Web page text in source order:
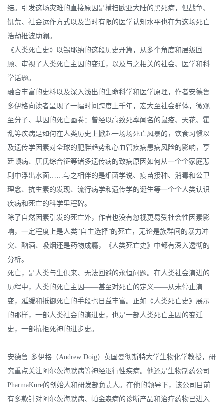
结。引发这场灾难的直接原因是横扫欧亚大陆的黑死病，但战争、
饥荒、社会运作方式以及当时有限的医学认知水平也在为这场死亡
浩劫推波助澜。
《人类死亡史》以锡耶纳的这段历史开篇，从多个角度和层级回
顾、审视了人类死亡主因的变迁，以及与之相关的社会、医学和科
学话题。
融合丰富的史料以及深入浅出的生命科学和医学原理，作者安德鲁·
多伊格向读者呈现了一幅时间跨度上千年，宏大至社会群体，微观
至分子、基因的死亡画卷：曾经以高致死率闻名的鼠疫、天花、霍
乱等疾病是如何在人类历史上掀起一场场死亡风暴的，饮食习惯以
及遗传学因素对全球的肥胖趋势和心血管疾病患病风险的影响，亨
廷顿病、唐氏综合征等诸多遗传病的致病原因如何从一个个家庭悲
剧中浮出水面……与之相伴的是细菌学说、疫苗接种、消毒和公卫
理念、抗生素的发现、流行病学和遗传学的诞生等一个个人类认识
疾病和死亡的科学里程碑。
除了自然因素引发的死亡外，作者也没有忽视更易受社会性因素影
响，一定程度上是人类“自主选择”的死亡，无论是族群间的暴力冲
突、酗酒、吸烟还是药物成瘾，《人类死亡史》中都有深入透彻的
分析。
死亡，是人类与生俱来、无法回避的永恒问题。在人类社会演进的
历程中，人类的死亡主因——甚至对死亡的定义——从未停止演
变，延缓和抵御死亡的手段也日益丰富。正如《人类死亡史》展示
的那样，一部人类社会的演进史，也是一部人类死亡主因的变迁
史，一部抗拒死神的进步史。
安德鲁·多伊格（Andrew Doig）英国曼彻斯特大学生物化学教授，研
究重点关注阿尔茨海默病等神经退行性疾病。他还是生物制药公司
PharmaKure的创始人和研发部负责人。在他的领导下，该公司目前
有多款针对阿尔茨海默病、帕金森病的诊断产品和治疗药物已进入